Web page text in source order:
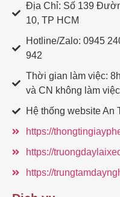
Địa Chỉ: Số 139
10, TP HCM
Hotline/Zalo: 0945
942
Thời gian làm việc:
và CN không làm
Hệ thống website An
https://
https://
https://